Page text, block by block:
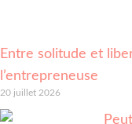
Entre solitude et
l’entrepreneuse
20 juillet 2026